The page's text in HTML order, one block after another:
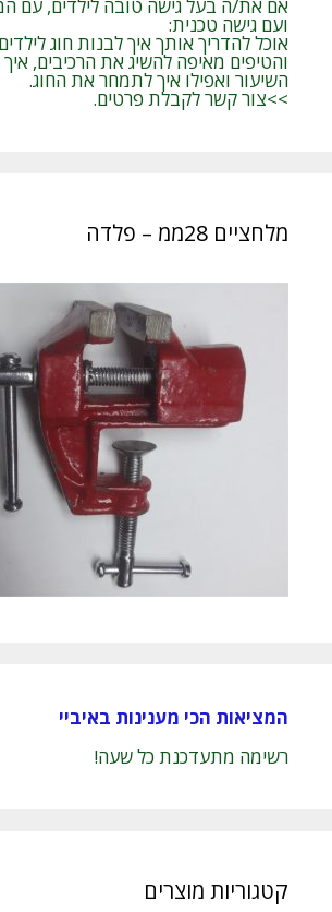
אם את/ה בעל גישה טובה לילדים, עם
ועם גישה טכנית:
אוכל להדריך אותך איך לבנות חוג
והטיפים מאיפה להשיג את הרכיבים,
השיעור ואפילו איך לתמחר את החוג.
>>צור קשר לקבלת פרטים.
מלחציים 28ממ – פלדה
המציאות הכי מענינות באיביי
רשימה מתעדכנת כל שעה!
קטגוריות מוצרים